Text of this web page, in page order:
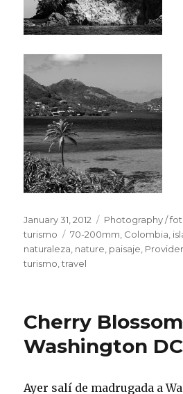
Posted
on
January 31, 2012 Categories
Photography /
turismo
Tags
70-200mm Colombia
naturaleza nature paisaje
turismo ,travel
Cherry
Washington DC
Ayer salí de madrugada a